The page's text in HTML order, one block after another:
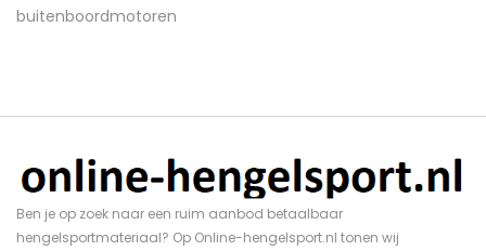
Ben je op zoek naar een ruim aanbod betaalbaar
hengelsportmateriaal? Op Online-hengelsport.nl tonen wij